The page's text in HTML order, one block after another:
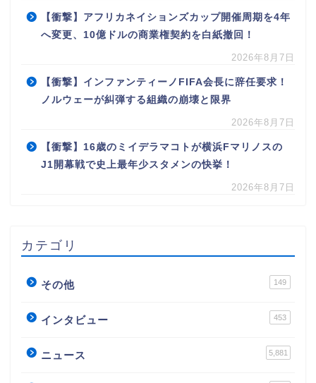
【衝撃】アフリカネイションズカップ開催周期を4年
へ変更、10億ドルの商業権契約を白紙撤回！
2026年8月7日
【衝撃】インファンティーノFIFA会長に辞任要求！
ノルウェーが糾弾する組織の崩壊と限界
2026年8月7日
【衝撃】16歳のミイデラマコトが横浜Fマリノスの
J1開幕戦で史上最年少スタメンの快挙！
2026年8月7日
カテゴリ
その他 149
インタビュー 453
ニュース 5,881